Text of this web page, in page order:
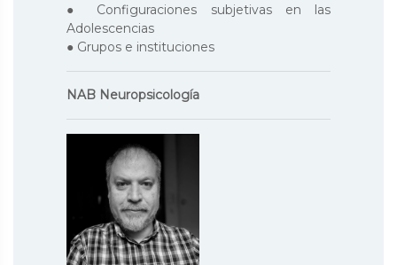
● Configuraciones subjetivas en las
Adolescencias
● Grupos e instituciones
NAB Neuropsicología